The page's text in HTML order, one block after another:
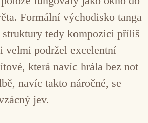
Formální východisko tanga
struktury tedy kompozici příliš
velmi podržel excelentní
která navíc hrála bez not
navíc takto náročné, se
jev.